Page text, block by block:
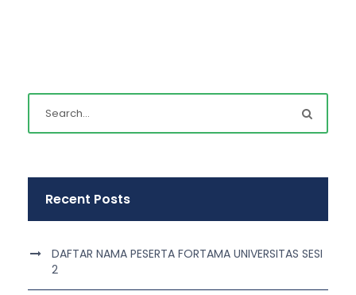
Recent Posts
DAFTAR NAMA PESERTA FORTAMA UNIVERSITAS SESI
2